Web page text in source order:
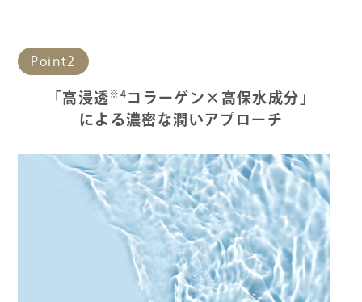
Point2
「高浸透※4コラーゲン×高保水成分」
による濃密な潤いアプローチ